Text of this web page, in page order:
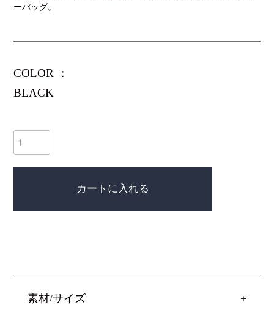
ーバッグ。
COLOR ：
BLACK
カートに入れる
素材/サイズ